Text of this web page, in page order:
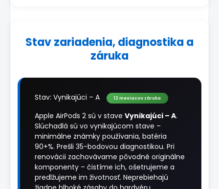
Stav zariadenia, diagnostika a
záruka
Stav: Vynikajúci – A 12 mesiacov záruka
Apple AirPods 2 sú v stave Vynikajúci – A.
Slúchadlá sú vo vynikajúcom stave –
minimálne známky používania, batéria
90+%. Prešli 35-bodovou diagnostikou. Pri
renovácii zachovávame pôvodné originálne
komponenty – čistíme ich, ošetrujeme a
predlžujeme im životnosť. Neprebiehajú